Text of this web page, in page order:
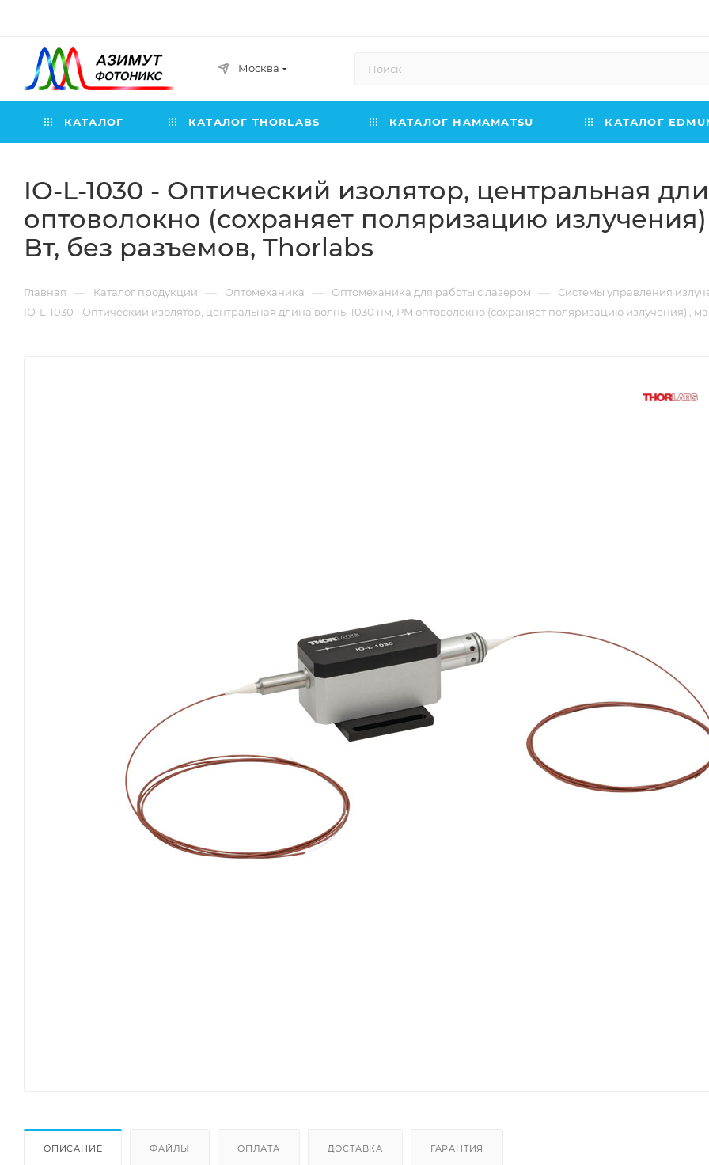
Москва
КАТАЛОГ КАТАЛОГ THORLABS КАТАЛОГ HAMAMATSU КАТАЛОГ
IO-L-1030 - Оптический изолятор, центральная
оптоволокно (сохраняет поляризацию
Вт, без разъемов, Thorlabs
Главная — Каталог продукции — Оптомеханика — Оптомеханика для работы с лазером —
Системы управления
IO-L-1030 - Оптический изолятор, центральная длина волны 1030 нм, PM оптоволокно (сохраняет поляризацию излучения) ,
ОПИСАНИЕ ФАЙЛЫ ОПЛАТА ДОСТАВКА ГАРАНТИЯ